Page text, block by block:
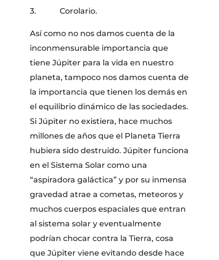
3. Corolario.
Así como no nos damos cuenta de la
inconmensurable importancia que
tiene Júpiter para la vida en nuestro
planeta, tampoco nos damos cuenta de
la importancia que tienen los demás en
el equilibrio dinámico de las sociedades.
Si Júpiter no existiera, hace muchos
millones de años que el Planeta Tierra
hubiera sido destruido. Júpiter funciona
en el Sistema Solar como una
“aspiradora galáctica” y por su inmensa
gravedad atrae a cometas, meteoros y
muchos cuerpos espaciales que entran
al sistema solar y eventualmente
podrían chocar contra la Tierra, cosa
que Júpiter viene evitando desde hace